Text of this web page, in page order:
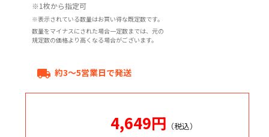
※1枚から指定可
※表示されている数量はお買い得な既定数です。
数量をマイナスにされた場合一定数までは、元の
規定数の価格より高くなる場合がございます。
local_shipping 約3～5営業日で発送
4,649円 （税込）